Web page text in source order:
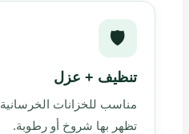
🛡️
تنظيف + عزل
مناسب للخزانات الخرسانية
تظهر بها شروخ أو رطوبة.